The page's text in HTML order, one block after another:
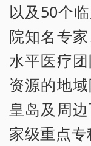
以及50个
院知名专
水平医疗
资源的地
皇岛及周
家级重点